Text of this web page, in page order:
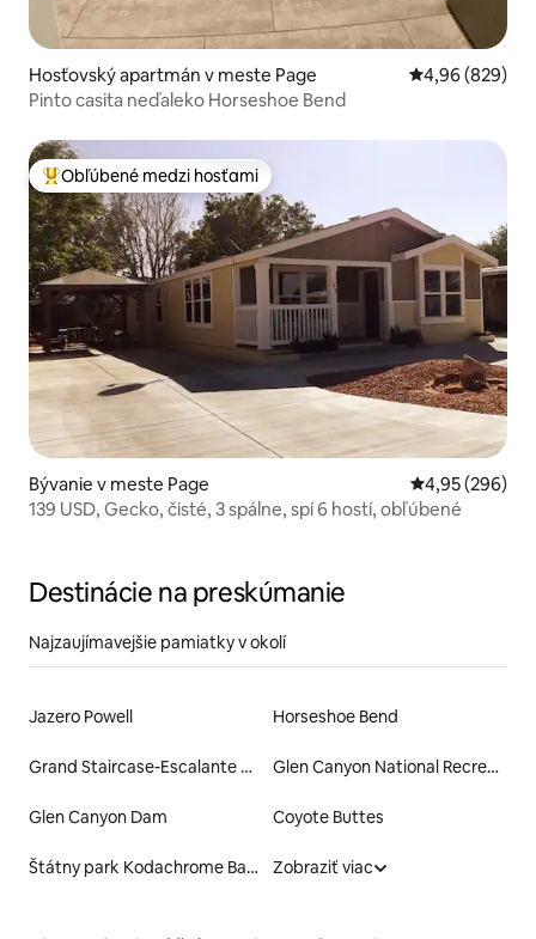
Hosťovský apartmán v meste Page Priemerné
4,96 (829)
Pinto casita neďaleko Horseshoe Bend
Najobľúbenejšie medzi hosťami
Obľúbené medzi hosťami
Bývanie v meste Page Priemerné
4,95 (296)
139 USD, Gecko, čisté, 3 spálne, spí 6 hostí, obľúbené
Destinácie na preskúmanie
Najzaujímavejšie pamiatky v okolí
Jazero Powell Horseshoe Bend
Grand Staircase-Escalante National Monument Glen Canyon National Recreation Area
Glen Canyon Dam Coyote Buttes
Štátny park Kodachrome Basin Zobraziť viac